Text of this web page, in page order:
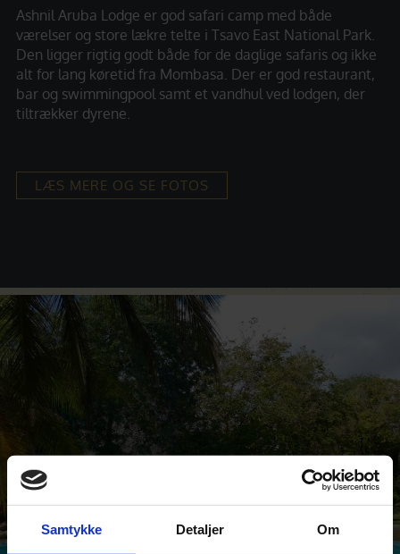
Samtykke Detaljer Om
Ashnil Aruba Lodge er god safari camp med både
værelser og store lækre telte i Tsavo East National Park.
Den ligger rigtig godt både for de daglige safaris og ikke
alt for lang køretid fra Mombasa. Der er god restaurant,
bar og swimmingpool samt et vandhul ved lodgen, der
tiltrækker dyrene.
LÆS MERE OG SE FOTOS